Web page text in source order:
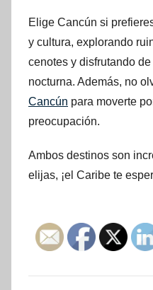
Elige Cancún si
y cultura, explorando
cenotes y disfrutando
nocturna. Además, no
Cancún para moverte
preocupación.
Ambos destinos son
elijas, ¡el Caribe te